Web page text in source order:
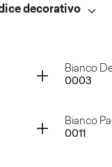
Bianco
0003
Bianco
0011